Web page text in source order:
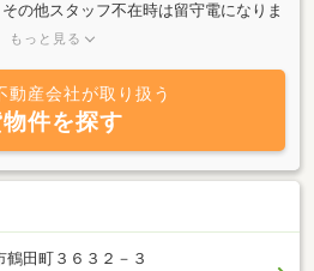
の他スタッフ不在時は留守電になりま
さい。ご来店の際は予約を承ります。
もっと見る
動産会社が取り扱う
件を探す
鶴田町３６３２－３